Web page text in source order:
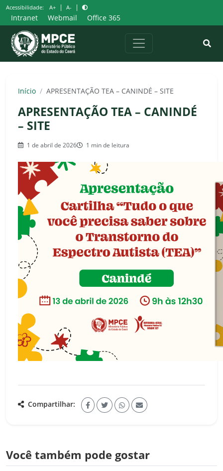
Pular
para
o
conteúdo
Acessibilidade: A+ | A- |
Intranet Webmail Office 365
Início / APRESENTAÇÃO TEA – CANINDÉ – SITE
APRESENTAÇÃO TEA – CANINDÉ
– SITE
1 de abril de 2026 1 min de leitura
Compartilhar:
Você também pode gostar